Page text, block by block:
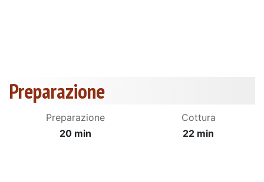
Preparazione
Preparazione
20 min
Cottura
22 min